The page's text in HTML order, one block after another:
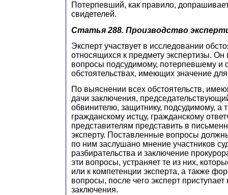
Потерпевший, как правило,
свидетелей.
Статья 288. Производство
Эксперт участвует в исследовании
относящихся к предмету экспертизы. Он
вопросы подсудимому, потерпевшему и
обстоятельствах, имеющих значение
По выяснении всех обстоятельств,
дачи заключения,
обвинителю, защитнику, подсудимому, а
гражданскому истцу, гражданскому
представителям представить в
эксперту. Поставленные вопросы
по ним заслушано мнение участников
разбирательства и заключение
эти вопросы, устраняет те из них,
или к компетенции эксперта, а также
вопросы, после чего эксперт
заключения.